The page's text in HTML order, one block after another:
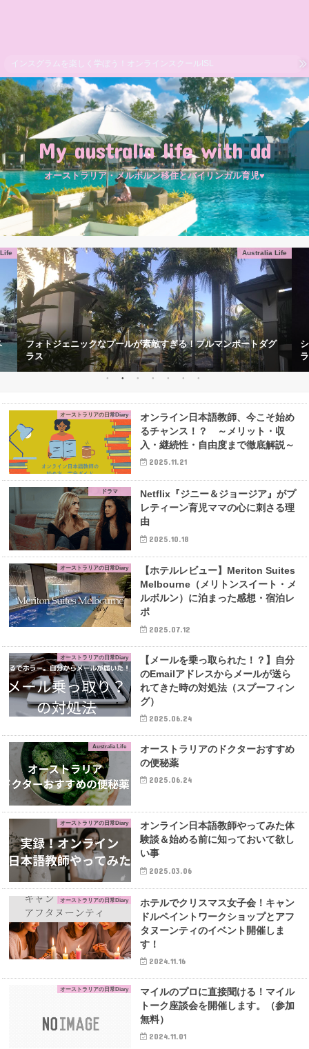
インスグラムを楽しく学ぼう！オンラインスクールISL
My australia life with dd
オーストラリア・メルボルン移住とバイリンガル育児♥
Australia Life
フォトジェニックなプールが素敵すぎる！プルマンポートダグ
ラス
オーストラリアの日常Diary
オンライン日本語教師、今こそ始め
るチャンス！？ ～メリット・収
入・継続性・自由度まで徹底解説～
2025.11.21
ドラマ
Netflix『ジニー＆ジョージア』がプ
レティーン育児ママの心に刺さる理
由
2025.10.18
オーストラリアの日常Diary
【ホテルレビュー】Meriton Suites
Melbourne（メリトンスイート・メ
ルボルン）に泊まった感想・宿泊レ
ポ
2025.07.12
オーストラリアの日常Diary
【メールを乗っ取られた！？】自分
のEmailアドレスからメールが送ら
れてきた時の対処法（スプーフィン
グ）
2025.06.24
Australia Life
オーストラリアのドクターおすすめ
の便秘薬
2025.06.24
オーストラリアの日常Diary
オンライン日本語教師やってみた体
験談＆始める前に知っておいて欲し
い事
2025.03.06
オーストラリアの日常Diary
ホテルでクリスマス女子会！キャン
ドルペイントワークショップとアフ
タヌーンティのイベント開催しま
す！
2024.11.16
オーストラリアの日常Diary
マイルのプロに直接聞ける！マイル
トーク座談会を開催します。（参加
無料）
2024.11.01